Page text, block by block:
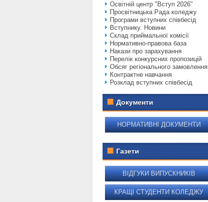
Освітній центр "Вступ 2026"
Просвітницька Рада коледжу
Програми вступних співбесід
Вступнику. Новини
Склад приймальної комісії
Нормативно-правова база
Накази про зарахування
Перелік конкурсних пропозицій
Обсяг регіонального замовлення
Контрактне навчання
Розклад вступних співбесід
Документи
НОРМАТИВНІ ДОКУМЕНТИ
Газети
ВІДГУКИ ВИПУСКНИКІВ
КРАЩІ СТУДЕНТИ КОЛЕДЖУ